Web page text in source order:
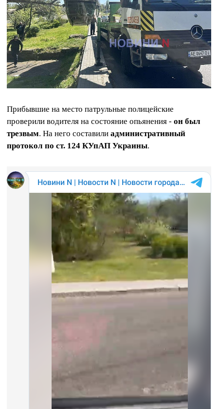
Прибывшие на место патрульные полицейские
проверили водителя на состояние опьянения - он был
трезвым. На него составили административный
протокол по ст. 124 КУпАП Украины.